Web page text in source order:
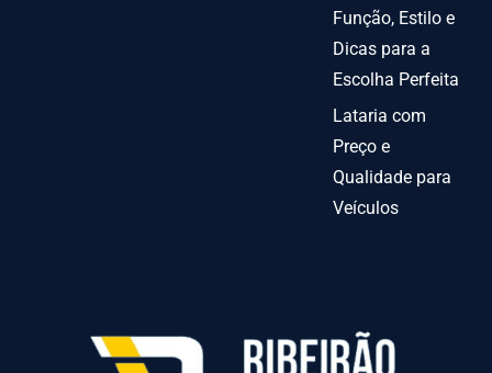
Função, Estilo e
Dicas para a
Escolha Perfeita
Lataria com
Preço e
Qualidade para
Veículos